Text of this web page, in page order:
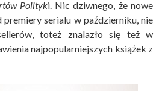
Polityki. Nic dziwnego, że nowe
serialu w październiku, nie
toteż znalazło się też w
najpopularniejszych książek z